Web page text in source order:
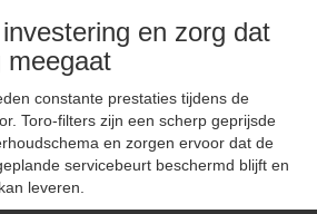
en zorg dat
meegaat
constante prestaties tijdens de
Toro-filters zijn een scherp geprijsde
en zorgen ervoor dat de
servicebeurt beschermd blijft en
leveren.